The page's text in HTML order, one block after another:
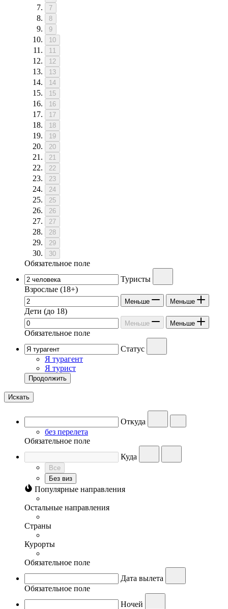
7
8
9
10
11
12
13
14
15
16
17
18
19
20
21
22
23
24
25
26
27
28
29
30
Обязательное поле
Туристы
Взрослые (18+)
Меньше Меньше
Дети (до 18)
Меньше Меньше
Обязательное поле
Статус
Я турагент
Я турист
Продолжить
Искать
Откуда
без перелета
Обязательное поле
Куда
Все
Без виз
Популярные направления
Остальные направления
Страны
Курорты
Обязательное поле
Дата вылета
Обязательное поле
Ночей